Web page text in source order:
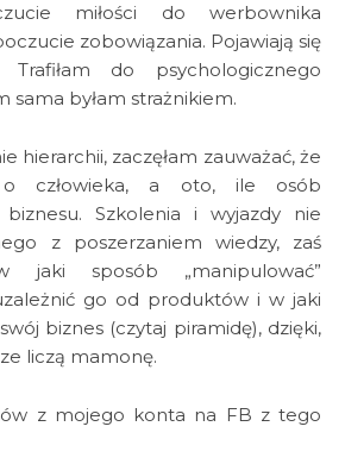
miłości do werbownika
zobowiązania. Pojawiają się
do psychologicznego
sama byłam strażnikiem.
hierarchii, zaczęłam zauważać, że
człowieka, a oto, ile osób
Szkolenia i wyjazdy nie
z poszerzaniem wiedzy, zaś
jaki sposób „manipulować”
go od produktów i w jaki
biznes (czytaj piramidę), dzięki,
liczą mamonę.
z mojego konta na FB z tego